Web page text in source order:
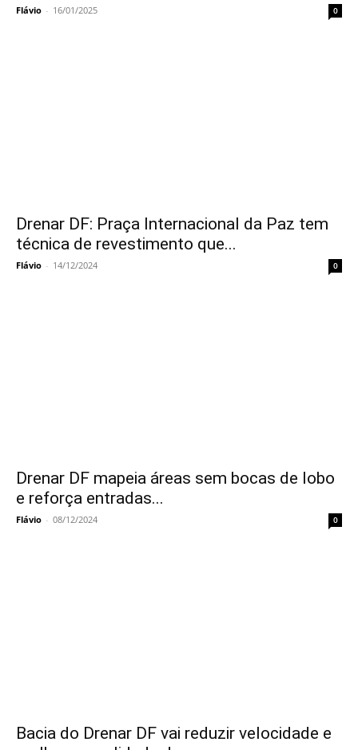
Flávio - 16/01/2025 0
Drenar DF: Praça Internacional da Paz tem
técnica de revestimento que...
Flávio - 14/12/2024 0
Drenar DF mapeia áreas sem bocas de lobo
e reforça entradas...
Flávio - 08/12/2024 0
Bacia do Drenar DF vai reduzir velocidade e